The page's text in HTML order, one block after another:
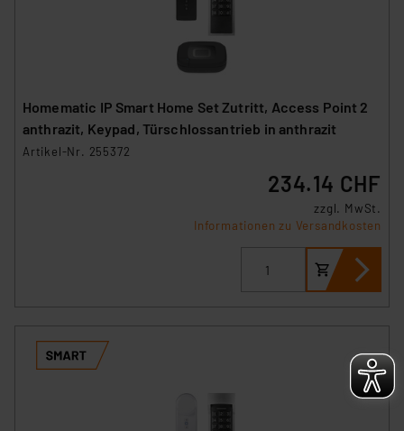
Homematic IP Smart Home Set Zutritt, Access Point 2
anthrazit, Keypad, Türschlossantrieb in anthrazit
Artikel-Nr. 255372
234.14 CHF
zzgl. MwSt.
Informationen zu Versandkosten